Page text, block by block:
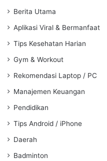
Berita Utama
Aplikasi Viral & Bermanfaat
Tips Kesehatan Harian
Gym & Workout
Rekomendasi Laptop / PC
Manajemen Keuangan
Pendidikan
Tips Android / iPhone
Daerah
Badminton